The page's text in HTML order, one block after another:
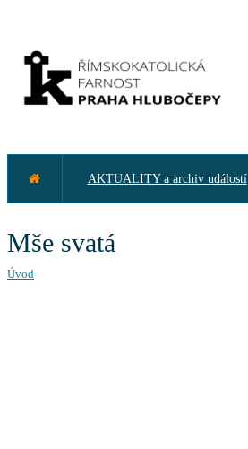
AKTUALITY a archiv událostí
Mše svatá
Úvod